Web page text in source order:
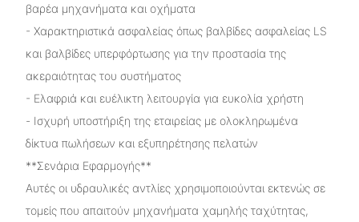
βαρέα μηχανήματα και οχήματα
- Χαρακτηριστικά ασφαλείας όπως βαλβίδες ασφαλείας LS
και βαλβίδες υπερφόρτωσης για την προστασία της
ακεραιότητας του συστήματος
- Ελαφριά και ευέλικτη λειτουργία για ευκολία χρήστη
- Ισχυρή υποστήριξη της εταιρείας με ολοκληρωμένα
δίκτυα πωλήσεων και εξυπηρέτησης πελατών
**Σενάρια Εφαρμογής**
Αυτές οι υδραυλικές αντλίες χρησιμοποιούνται εκτενώς σε
τομείς που απαιτούν μηχανήματα χαμηλής ταχύτητας,